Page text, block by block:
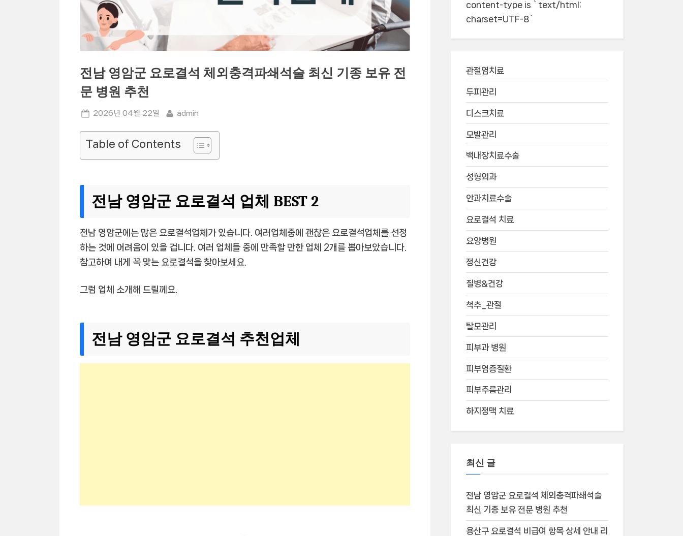
전남 영암군 요로결석 체외충격파쇄석술 최신 기종 보유 전
문 병원 추천
Posted
2026년 04월 22일 By
admin
Table of Contents
전남 영암군 요로결석 업체 BEST 2
전남 영암군에는 많은 요로결석업체가 있습니다. 여러업체중에 괜찮은 요로결석업체를 선정
하는 것에 어려움이 있을 겁니다. 여러 업체들 중에 만족할 만한 업체 2개를 뽑아보았습니다.
참고하여 내게 꼭 맞는 요로결석을 찾아보세요.
그럼 업체 소개해 드릴께요.
전남 영암군 요로결석 추천업체
content-type is `text/html;
charset=UTF-8`
관절염치료
두피관리
디스크치료
모발관리
백내장치료수술
성형외과
안과치료수술
요로결석 치료
요양병원
정신건강
질병&건강
척추_관절
탈모관리
피부과 병원
피부염증질환
피부주름관리
하지정맥 치료
최신 글
전남 영암군 요로결석 체외충격파쇄석술
최신 기종 보유 전문 병원 추천
용산구 요로결석 비급여 항목 상세 안내 리